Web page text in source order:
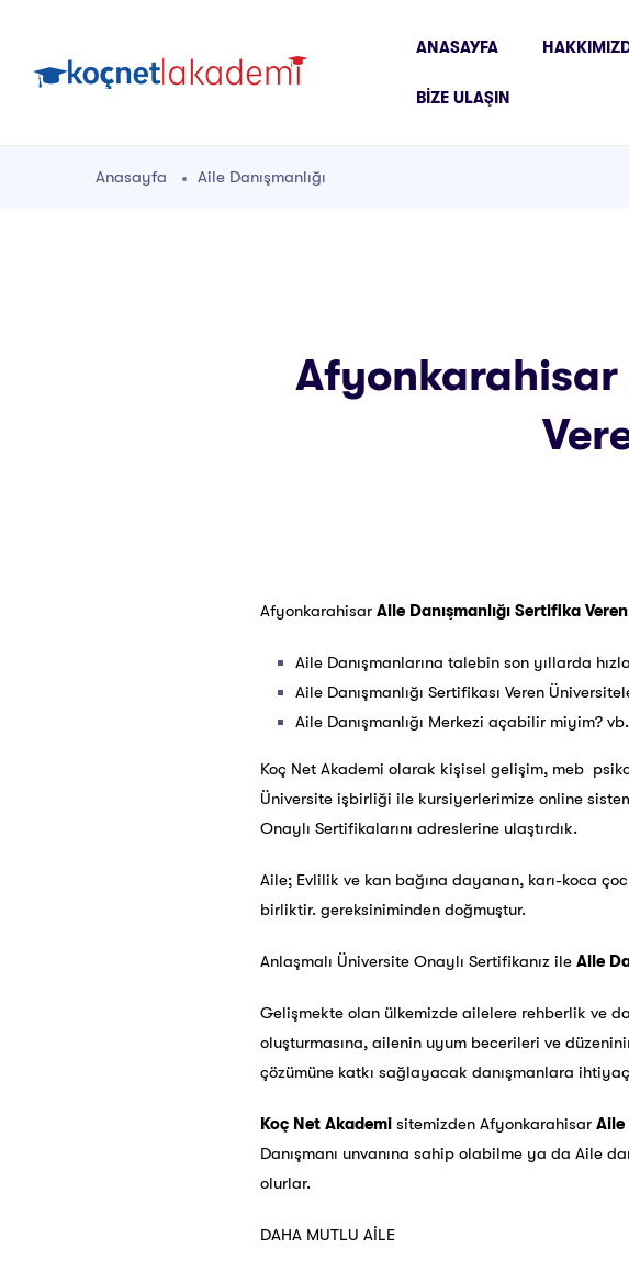
ANASAYFA
BIZE ULAŞIN
Anasayfa Aile Danışmanlığı
Afyonkarahisar
Afyonkarahisar Aile Danışmanlığı Sertifika
Aile Danışmanlarına talebin son yıllarda
Aile Danışmanlığı Sertifikası Veren
Aile Danışmanlığı Merkezi açabilir miyim?
Koç Net Akademi olarak kişisel gelişim, meb
Üniversite işbirliği ile kursiyerlerimize online
Onaylı Sertifikalarını adreslerine ulaştırdık.
Aile; Evlilik ve kan bağına dayanan, karı-koca
birliktir. gereksiniminden doğmuştur.
Anlaşmalı Üniversite Onaylı Sertifikanız ile Aile
Gelişmekte olan ülkemizde ailelere rehberlik ve
oluşturmasına, ailenin uyum becerileri ve
çözümüne katkı sağlayacak danışmanlara
Koç Net Akademi sitemizden Afyonkarahisar Aile
Danışmanı unvanına sahip olabilme ya da Aile
olurlar.
DAHA MUTLU AİLE